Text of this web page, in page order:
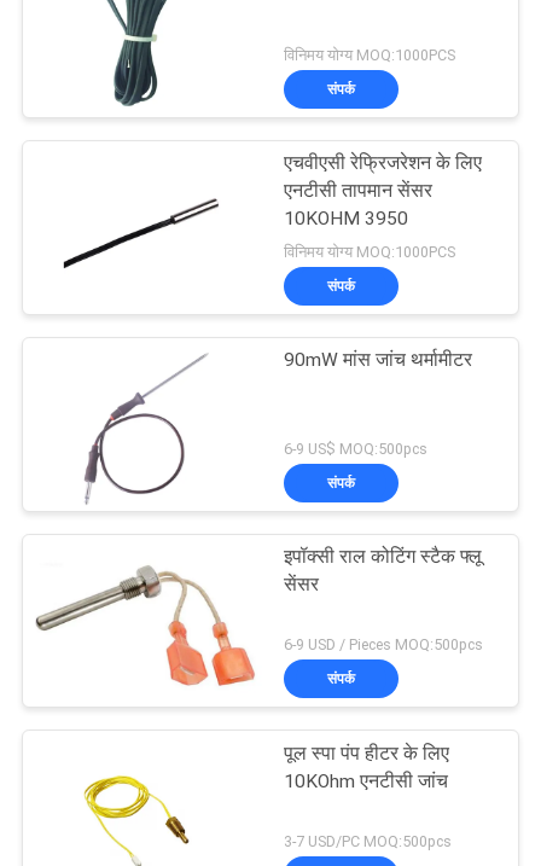
विनिमय योग्य MOQ:1000PCS
संपर्क
एचवीएसी रेफ्रिजरेशन के लिए
एनटीसी तापमान सेंसर
10KOHM 3950
विनिमय योग्य MOQ:1000PCS
संपर्क
90mW मांस जांच थर्मामीटर
6-9 US$ MOQ:500pcs
संपर्क
इपॉक्सी राल कोटिंग स्टैक फ्लू
सेंसर
6-9 USD / Pieces MOQ:500pcs
संपर्क
पूल स्पा पंप हीटर के लिए
10KOhm एनटीसी जांच
3-7 USD/PC MOQ:500pcs